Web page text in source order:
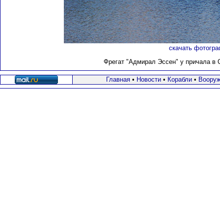
скачать
Фрегат "Адмирал Эссен" у причала в
Главная• Новости• Корабли•